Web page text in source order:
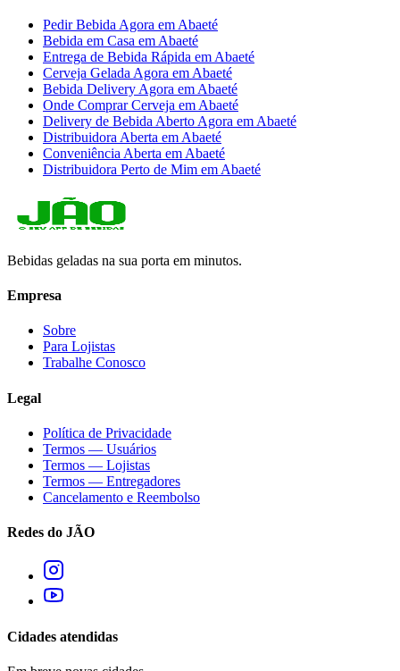
Pedir Bebida Agora em Abaeté
Bebida em Casa em Abaeté
Entrega de Bebida Rápida em Abaeté
Cerveja Gelada Agora em Abaeté
Bebida Delivery Agora em Abaeté
Onde Comprar Cerveja em Abaeté
Delivery de Bebida Aberto Agora em Abaeté
Distribuidora Aberta em Abaeté
Conveniência Aberta em Abaeté
Distribuidora Perto de Mim em Abaeté
Bebidas geladas na sua porta em minutos.
Empresa
Sobre
Para Lojistas
Trabalhe Conosco
Legal
Política de Privacidade
Termos — Usuários
Termos — Lojistas
Termos — Entregadores
Cancelamento e Reembolso
Redes do JÃO
Cidades atendidas